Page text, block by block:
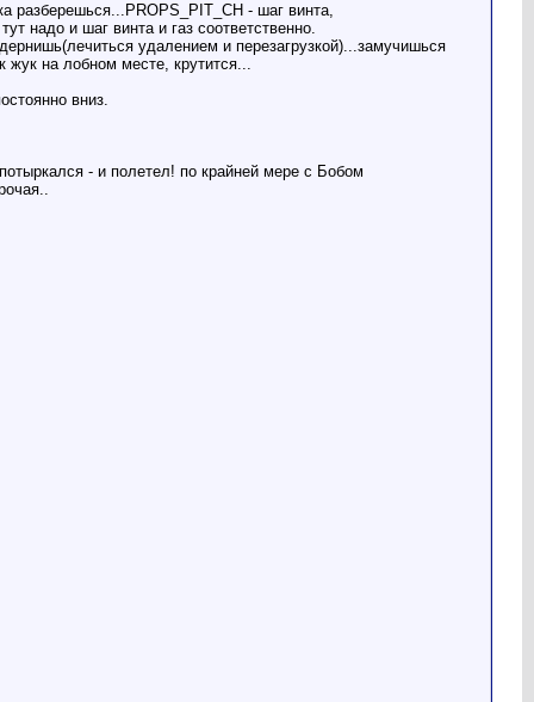
разберешься...PROPS_PIT_CH - шаг винта,
надо и шаг винта и газ соответственно.
удалением и перезагрузкой)...замучишься
жук на лобном месте, крутится...
вниз.
- и полетел! по крайней мере с Бобом